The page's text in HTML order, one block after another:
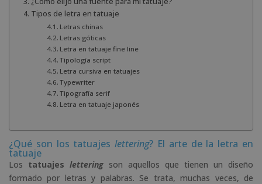
Tipos de letra en tatuaje
Letras chinas
Letras góticas
Letra en tatuaje fine line
Tipología script
Letra cursiva en tatuajes
Typewriter
Tipografía serif
Letra en tatuaje japonés
¿Qué son los tatuajeslettering? El arte de la letra en
tatuaje
Los tatuajes lettering son aquellos que tienen un diseño
formado por letras y palabras. Se trata, muchas veces, de